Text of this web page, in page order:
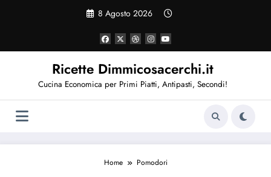
8 Agosto 2026
Ricette Dimmicosacerchi.it
Cucina Economica per Primi Piatti, Antipasti, Secondi!
Home Pomodori